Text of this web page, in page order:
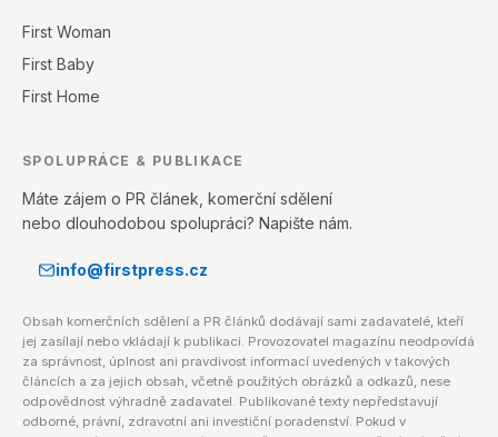
First Woman
First Baby
First Home
SPOLUPRÁCE & PUBLIKACE
Máte zájem o PR článek, komerční sdělení
nebo dlouhodobou spolupráci? Napište nám.
info@firstpress.cz
Obsah komerčních sdělení a PR článků dodávají sami zadavatelé, kteří
jej zasílají nebo vkládají k publikaci. Provozovatel magazínu neodpovídá
za správnost, úplnost ani pravdivost informací uvedených v takových
článcích a za jejich obsah, včetně použitých obrázků a odkazů, nese
odpovědnost výhradně zadavatel. Publikované texty nepředstavují
odborné, právní, zdravotní ani investiční poradenství. Pokud v